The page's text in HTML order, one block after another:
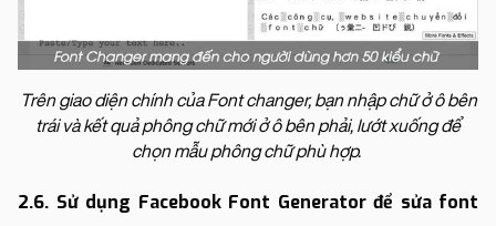
Trên giao diện chính của Font changer, bạn nhập chữ ở ô bên
trái và kết quả phông chữ mới ở ô bên phải, lướt xuống để
chọn mẫu phông chữ phù hợp.
2.6. Sử dụng Facebook Font Generator để sửa font